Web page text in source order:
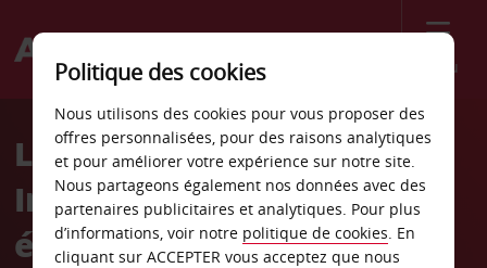
Menu
Welcome
AvisLocation de voiture en
Irlande, fiable et
économique, avec Avis
Politique des cookies
Nous utilisons des cookies pour vous proposer des
offres personnalisées, pour des raisons analytiques
et pour améliorer votre expérience sur notre site.
Nous partageons également nos données avec des
partenaires publicitaires et analytiques. Pour plus
d’informations, voir notre politique de cookies. En
cliquant sur ACCEPTER vous acceptez que nous